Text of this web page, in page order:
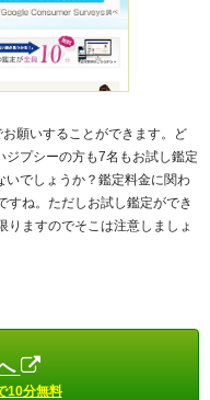
願いすることができます。ど
プシーの方も7名もお試し鑑定
いでしょうか？鑑定料金に関わ
すね。ただしお試し鑑定ができ
りますのでそこは注意しましょ
10分無料